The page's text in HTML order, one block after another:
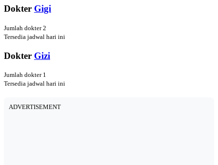
Dokter Gigi
Jumlah dokter 2
Tersedia jadwal hari ini
Dokter Gizi
Jumlah dokter 1
Tersedia jadwal hari ini
ADVERTISEMENT